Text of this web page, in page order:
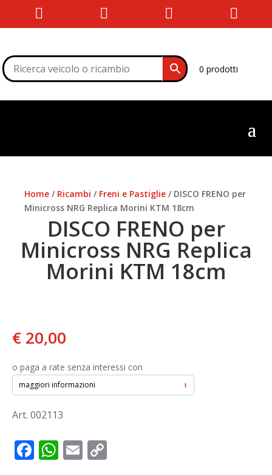
   
0 prodotti
Home / Ricambi / Freni e Pastiglie / DISCO FRENO per
Minicross NRG Replica Morini KTM 18cm
DISCO FRENO per
Minicross NRG Replica
Morini KTM 18cm
€ 20,00
o paga a rate senza interessi con
maggiori informazioni
Art. 002113
F W E